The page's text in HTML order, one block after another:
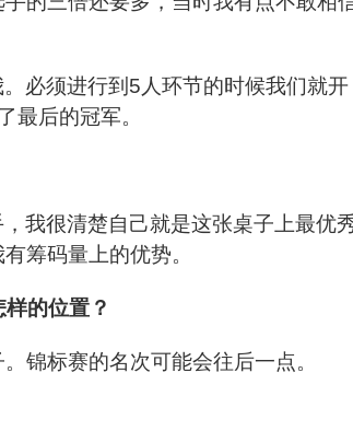
必须进行到5人环节的时候我们就开
最后的冠军。
我很清楚自己就是这张桌子上最优
筹码量上的优势。
的位置？
锦标赛的名次可能会往后一点。